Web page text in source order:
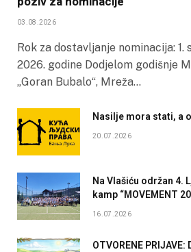
03.08.2026
Rok za dostavljanje nominacija:
2026. godine Dodjelom godišnje
„Goran Bubalo“, Mreža…
Nasilje mora stati, a
20.07.2026
Na Vlašiću održan 4.
kamp “MOVEMENT
16.07.2026
OTVORENE